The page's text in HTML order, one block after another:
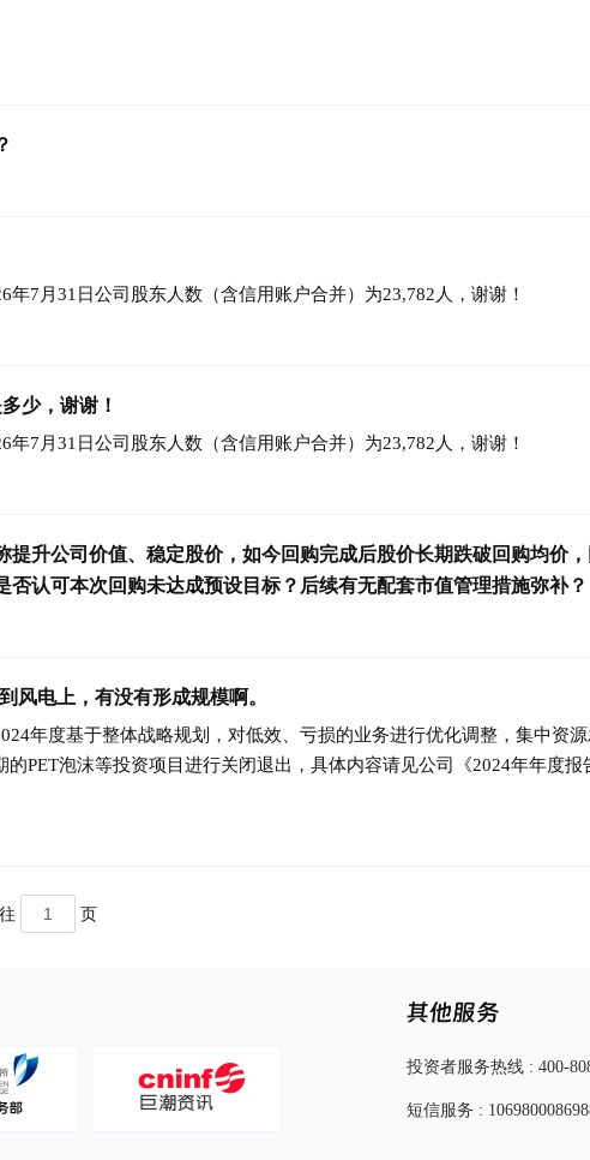
年7月31日公司股东人数（含信用账户合并）为23,782人，谢谢！
少，谢谢！
年7月31日公司股东人数（含信用账户合并）为23,782人，谢谢！
提升公司价值、稳定股价，如今回购完成后股价长期跌破回购均价
认可本次回购未达成预设目标？后续有无配套市值管理措施弥补？
风电上，有没有形成规模啊。
年度基于整体战略规划，对低效、亏损的业务进行优化调整，集中资
PET泡沫等投资项目进行关闭退出，具体内容请见公司《2024年年度
页
投资者服务热线 : 400-
短信服务 :